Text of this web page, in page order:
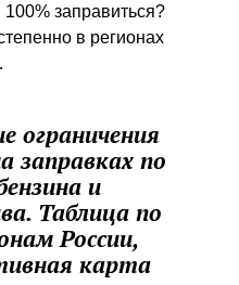
100% заправиться?
в регионах
ограничения
заправках по
и
Таблица по
России,
карта